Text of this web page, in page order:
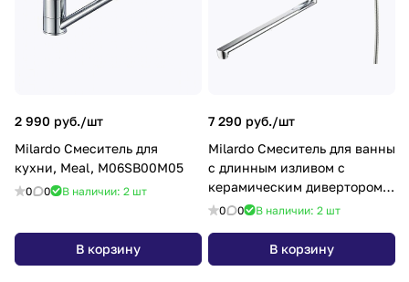
2 990 руб./шт
Milardo Смеситель для
кухни, Meal, M06SB00M05
0 0 В наличии: 2 шт
В корзину
7 290 руб./шт
Milardo Смеситель для ванны
с длинным изливом с
керамическим дивертором,
Horizont, HORSB02M10
0 0 В наличии: 2 шт
В корзину